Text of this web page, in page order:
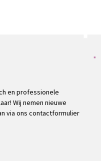
en professionele
Wij nemen nieuwe
via ons contactformulier